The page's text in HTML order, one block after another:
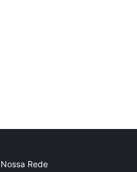
Nossa Rede